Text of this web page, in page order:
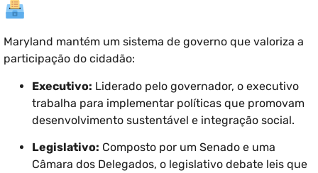
Maryland mantém um sistema de governo que valoriza a
participação do cidadão:
Executivo: Liderado pelo governador, o executivo
trabalha para implementar políticas que promovam
desenvolvimento sustentável e integração social.
Legislativo: Composto por um Senado e uma
Câmara dos Delegados, o legislativo debate leis que